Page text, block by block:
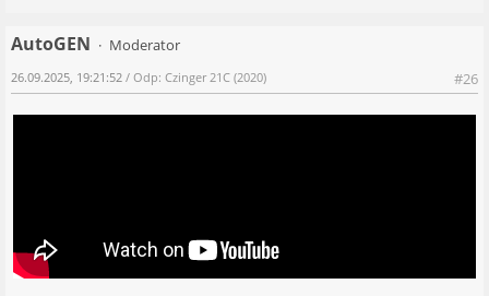
AutoGEN
Moderator
#26
26.09.2025, 19:21:52 / Odp: Czinger 21C (2020)